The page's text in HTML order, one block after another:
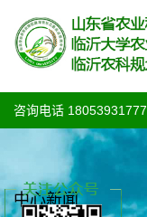
咨询电话 18053931777
中心新闻